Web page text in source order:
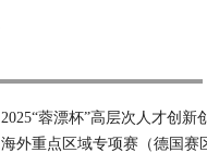
2025“蓉漂杯”高层次人才创新
海外重点区域专项赛（德国赛